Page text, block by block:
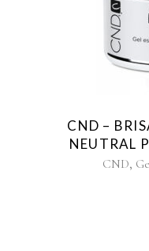
CND –
NEUTRAL
CND,